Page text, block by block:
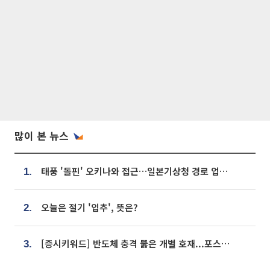
많이 본 뉴스
1. 태풍 '돌핀' 오키나와 접근…일본기상청 경로 업데이트
2. 오늘은 절기 '입추', 뜻은?
3. [증시키워드] 반도체 충격 뚫은 개별 호재...포스코퓨처엠·에코프로·한화솔루션 '눈길'